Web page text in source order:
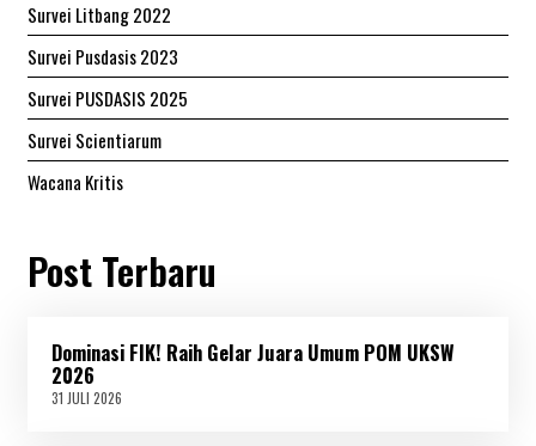
Survei Litbang 2022
Survei Pusdasis 2023
Survei PUSDASIS 2025
Survei Scientiarum
Wacana Kritis
Post Terbaru
Dominasi FIK! Raih Gelar Juara Umum POM UKSW
2026
31 JULI 2026